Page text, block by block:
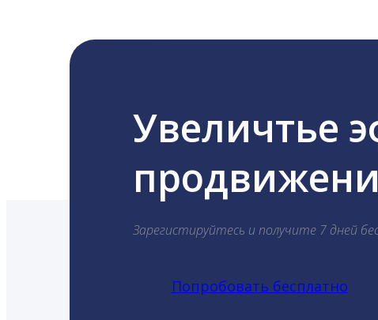
Увеличтье
Зарегистируйтесь и получите 7 дней
Попробовать бесплатно